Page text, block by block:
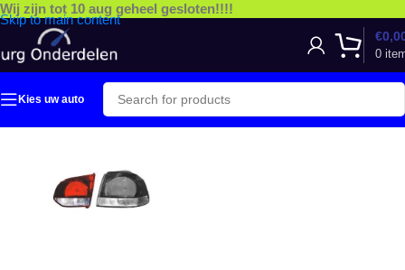
Skip to main content
Wij zijn tot 10 aug geheel gesloten!!!!
0
€
Kies uw auto